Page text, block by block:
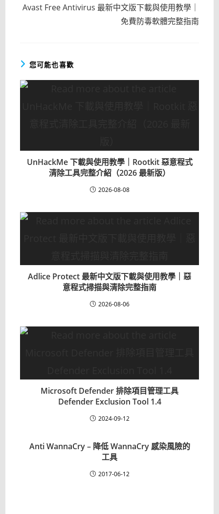
Avast Free Antivirus 最新中文版下載與使用教學｜
免費防毒軟體完整指南
您可能也喜歡
UnHackMe 下載與使用教學｜Rootkit 惡意程式
清除工具完整介紹（2026 最新版）
2026-08-08
Adlice Protect 最新中文版下載與使用教學｜惡
意程式掃描與清除完整指南
2026-08-06
Microsoft Defender 排除項目管理工具
Defender Exclusion Tool 1.4
2024-09-12
Anti WannaCry – 降低 WannaCry 感染風險的
工具
2017-06-12